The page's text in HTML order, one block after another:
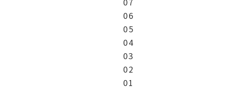
06
05
04
03
02
01